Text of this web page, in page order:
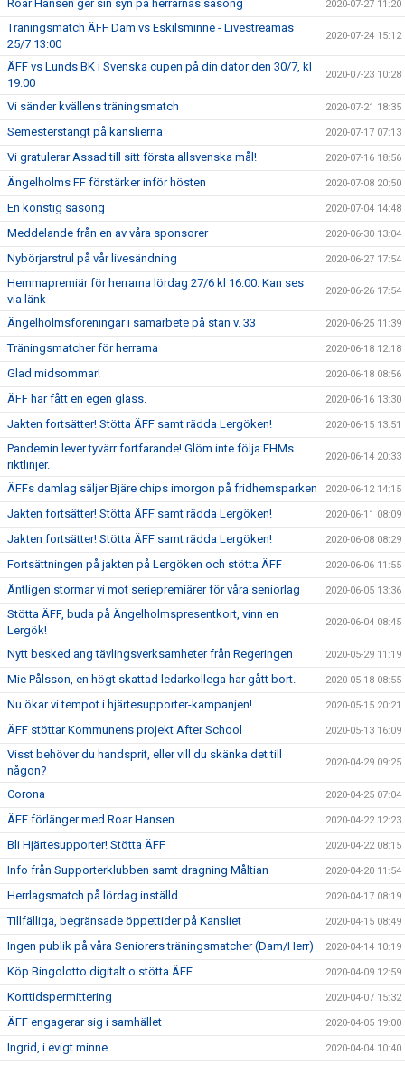
Roar Hansen ger sin syn på herrarnas säsong 2020-07-27 11:20
Träningsmatch ÄFF Dam vs Eskilsminne - Livestreamas
25/7 13:00
2020-07-24 15:12
ÄFF vs Lunds BK i Svenska cupen på din dator den 30/7, kl
19:00
2020-07-23 10:28
Vi sänder kvällens träningsmatch 2020-07-21 18:35
Semesterstängt på kanslierna 2020-07-17 07:13
Vi gratulerar Assad till sitt första allsvenska mål! 2020-07-16 18:56
Ängelholms FF förstärker inför hösten 2020-07-08 20:50
En konstig säsong 2020-07-04 14:48
Meddelande från en av våra sponsorer 2020-06-30 13:04
Nybörjarstrul på vår livesändning 2020-06-27 17:54
Hemmapremiär för herrarna lördag 27/6 kl 16.00. Kan ses
via länk
2020-06-26 17:54
Ängelholmsföreningar i samarbete på stan v. 33 2020-06-25 11:39
Träningsmatcher för herrarna 2020-06-18 12:18
Glad midsommar! 2020-06-18 08:56
ÄFF har fått en egen glass. 2020-06-16 13:30
Jakten fortsätter! Stötta ÄFF samt rädda Lergöken! 2020-06-15 13:51
Pandemin lever tyvärr fortfarande! Glöm inte följa FHMs
riktlinjer.
2020-06-14 20:33
ÄFFs damlag säljer Bjäre chips imorgon på fridhemsparken 2020-06-12 14:15
Jakten fortsätter! Stötta ÄFF samt rädda Lergöken! 2020-06-11 08:09
Jakten fortsätter! Stötta ÄFF samt rädda Lergöken! 2020-06-08 08:29
Fortsättningen på jakten på Lergöken och stötta ÄFF 2020-06-06 11:55
Äntligen stormar vi mot seriepremiärer för våra seniorlag 2020-06-05 13:36
Stötta ÄFF, buda på Ängelholmspresentkort, vinn en
Lergök!
2020-06-04 08:45
Nytt besked ang tävlingsverksamheter från Regeringen 2020-05-29 11:19
Mie Pålsson, en högt skattad ledarkollega har gått bort. 2020-05-18 08:55
Nu ökar vi tempot i hjärtesupporter-kampanjen! 2020-05-15 20:21
ÄFF stöttar Kommunens projekt After School 2020-05-13 16:09
Visst behöver du handsprit, eller vill du skänka det till
någon?
2020-04-29 09:25
Corona 2020-04-25 07:04
ÄFF förlänger med Roar Hansen 2020-04-22 12:23
Bli Hjärtesupporter! Stötta ÄFF 2020-04-22 08:15
Info från Supporterklubben samt dragning Måltian 2020-04-20 11:54
Herrlagsmatch på lördag inställd 2020-04-17 08:19
Tillfälliga, begränsade öppettider på Kansliet 2020-04-15 08:49
Ingen publik på våra Seniorers träningsmatcher (Dam/Herr) 2020-04-14 10:19
Köp Bingolotto digitalt o stötta ÄFF 2020-04-09 12:59
Korttidspermittering 2020-04-07 15:32
ÄFF engagerar sig i samhället 2020-04-05 19:00
Ingrid, i evigt minne 2020-04-04 10:40